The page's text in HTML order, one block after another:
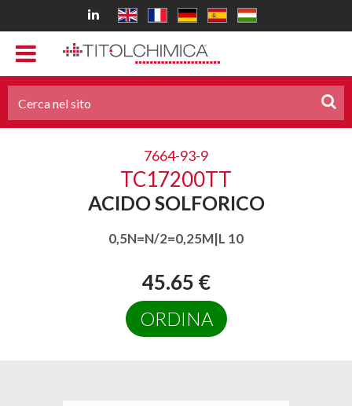
7664-93-9
TC17200TT
ACIDO SOLFORICO
0,5N=N/2=0,25M|L 10
45.65 €
ORDINA